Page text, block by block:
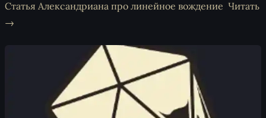
Статья Александриана про линейное вождение Читать
→